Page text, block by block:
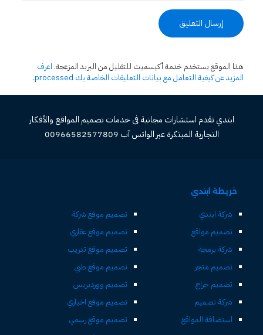
هذا الموقع يستخدم خدمة أكيسميت للتقليل من البريد المزعجة. اعرف
المزيد عن كيفية التعامل مع بيانات التعليقات الخاصة بك processed
.
ابتدي تقدم استشارات مجانية فى خدمات تصميم المواقع والأفكار
التجارية المبتكرة عبر الواتس آب 00966582577809
خريطة ابتدي
شركة ابتدي
تصميم مواقع
شركة برمجة
تصميم متجر
تصميم حراج
شركة تصميم
استضافة المواقع
تصميم موقع شركة
تصميم موقع عقاري
تصميم موقع تدريب
تصميم موقع طبي
تصميم ووردبريس
تصميم موقع اخباري
تصميم موقع رسمي